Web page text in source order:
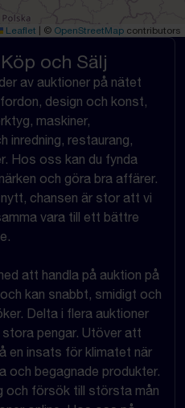
Leaflet | © OpenStreetMap contributors
och Sälj
av auktioner på nätet
design och konst,
maskiner,
inredning, restaurang,
Hos oss kan du fynda
och göra bra affärer.
chansen är stor att vi
vara till ett bättre
att handla på auktion på
kan snabbt, smidigt och
Delta i flera auktioner
pengar. Utöver att
en insats för klimatet när
och begagnade produkter.
och försök till största mån